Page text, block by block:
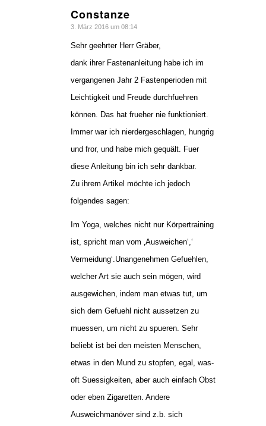
Constanze
sagte:
3. März 2016 um 08:14
Sehr geehrter Herr Gräber,
dank ihrer Fastenanleitung habe ich im
vergangenen Jahr 2 Fastenperioden mit
Leichtigkeit und Freude durchfuehren
können. Das hat frueher nie funktioniert.
Immer war ich nierdergeschlagen, hungrig
und fror, und habe mich gequält. Fuer
diese Anleitung bin ich sehr dankbar.
Zu ihrem Artikel möchte ich jedoch
folgendes sagen:
Im Yoga, welches nicht nur Körpertraining
ist, spricht man vom ‚Ausweichen‘,‘
Vermeidung‘.Unangenehmen Gefuehlen,
welcher Art sie auch sein mögen, wird
ausgewichen, indem man etwas tut, um
sich dem Gefuehl nicht aussetzen zu
muessen, um nicht zu spueren. Sehr
beliebt ist bei den meisten Menschen,
etwas in den Mund zu stopfen, egal, was-
oft Suessigkeiten, aber auch einfach Obst
oder eben Zigaretten. Andere
Ausweichmanöver sind z.b. sich